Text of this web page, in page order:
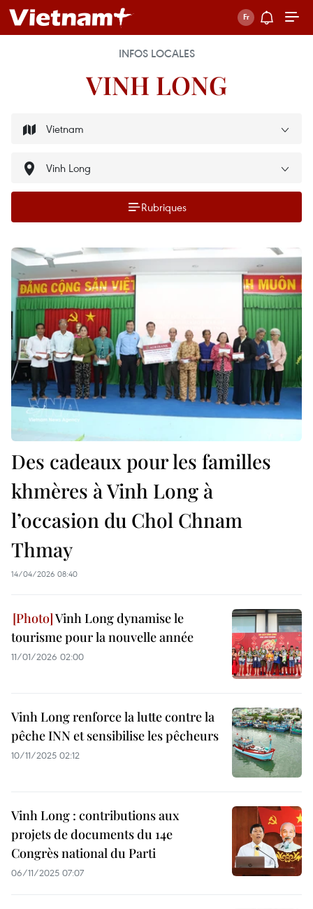
INFOS LOCALES
VINH LONG
Rubriques
Des cadeaux pour les familles
khmères à Vinh Long à
l’occasion du Chol Chnam
Thmay
14/04/2026 08:40
Vinh Long dynamise le
tourisme pour la nouvelle année
11/01/2026 02:00
Vinh Long renforce la lutte contre la
pêche INN et sensibilise les pêcheurs
10/11/2025 02:12
Vinh Long : contributions aux
projets de documents du 14e
Congrès national du Parti
06/11/2025 07:07